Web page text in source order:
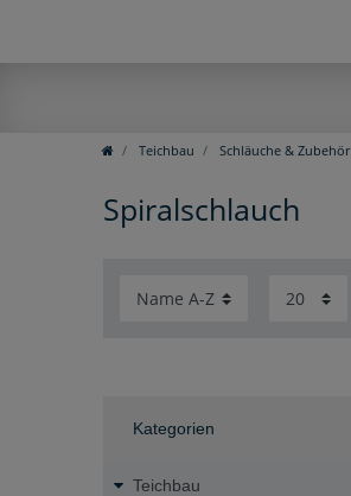
Teichbau Schläuche & Zubehör
Spiralschlauch
Kategorien
Teichbau